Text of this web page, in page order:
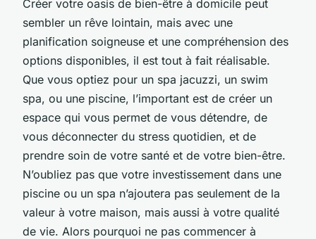
Créer votre oasis de bien-être à domicile peut
sembler un rêve lointain, mais avec une
planification soigneuse et une compréhension des
options disponibles, il est tout à fait réalisable.
Que vous optiez pour un spa jacuzzi, un swim
spa, ou une piscine, l’important est de créer un
espace qui vous permet de vous détendre, de
vous déconnecter du stress quotidien, et de
prendre soin de votre santé et de votre bien-être.
N’oubliez pas que votre investissement dans une
piscine ou un spa n’ajoutera pas seulement de la
valeur à votre maison, mais aussi à votre qualité
de vie. Alors pourquoi ne pas commencer à